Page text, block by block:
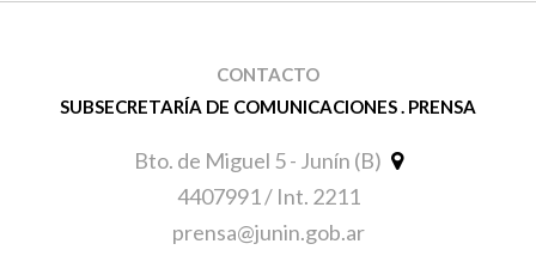
CONTACTO
SUBSECRETARÍA DE COMUNICACIONES . PRENSA
Bto. de Miguel 5 - Junín (B)
4407991 / Int. 2211
prensa@junin.gob.ar